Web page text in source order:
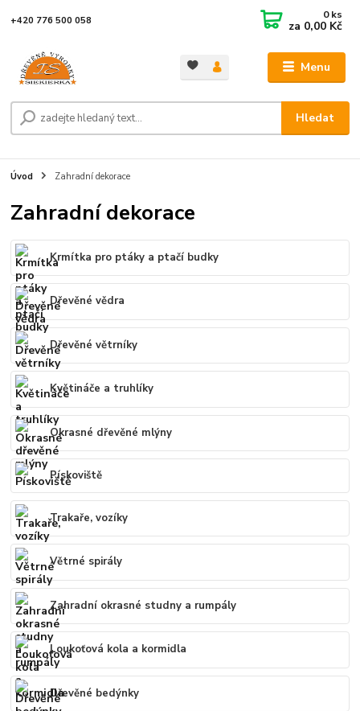
Menu
Hledat
+420 776 500 058 0ks
za 0,00 Kč
Úvod Zahradní dekorace
Zahradní dekorace
Krmítka pro ptáky a ptačí budky
Dřevěné vědra
Dřevěné větrníky
Květináče a truhlíky
Okrasné dřevěné mlýny
Pískoviště
Trakaře, vozíky
Větrné spirály
Zahradní okrasné studny a rumpály
Loukoťová kola a kormidla
Dřevěné bedýnky